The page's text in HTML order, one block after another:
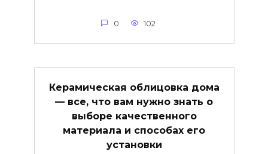
0 102
Керамическая облицовка дома
— все, что вам нужно знать о
выборе качественного
материала и способах его
установки